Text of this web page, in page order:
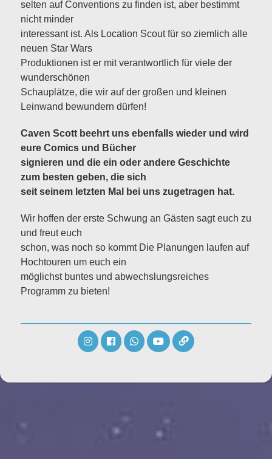
selten auf Conventions zu finden ist, aber bestimmt
nicht minder
interessant ist. Als Location Scout für so ziemlich alle
neuen Star Wars
Produktionen ist er mit verantwortlich für viele der
wunderschönen
Schauplätze, die wir auf der großen und kleinen
Leinwand bewundern dürfen!
Caven Scott beehrt uns ebenfalls wieder und wird
eure Comics und Bücher
signieren und die ein oder andere Geschichte
zum besten geben, die sich
seit seinem letzten Mal bei uns zugetragen hat.
Wir hoffen der erste Schwung an Gästen sagt euch zu
und freut euch
schon, was noch so kommt Die Planungen laufen auf
Hochtouren um euch ein
möglichst buntes und abwechslungsreiches
Programm zu bieten!